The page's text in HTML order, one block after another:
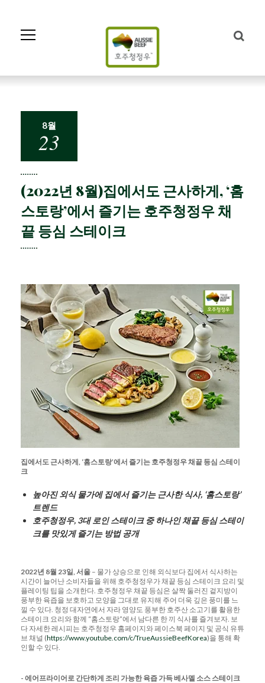
Navigation
8월
23
(2022년 8월)집에서도 근사하게, ‘홈
스토랑’에서 즐기는 호주청정우 채
끝 등심 스테이크
집에서도 근사하게, ‘홈스토랑’에서 즐기는 호주청정우채끝 등심 스테이
크
높아진 외식 물가에 집에서 즐기는 근사한 식사, ‘홈스토랑’
트렌드
호주청정우, 3대 로인 스테이크 중 하나인채끝 등심 스테이
크를 맛있게 즐기는 방법 공개
2022년 8월 23일,서울 – 물가 상승으로 인해 외식보다 집에서 식사하는
시간이 늘어난 소비자들을 위해 호주청정우가 채끝 등심 스테이크 요리 및
플레이팅 팁을 소개한다. 호주청정우 채끝 등심은 살짝 둘러진 겉지방이
풍부한 육즙을 보호하고 모양을 그대로 유지해 주어 더욱 깊은 풍미를 느
낄 수 있다. 청정 대자연에서 자라 영양도 풍부한 호주산 소고기를 활용한
스테이크 요리와 함께 “홈스토랑”에서 남다른 한 끼 식사를 즐겨보자. 보
다 자세한 레시피는 호주청정우 홈페이지와 페이스북 페이지 및 공식 유튜
브 채널 (https://www.youtube.com/c/TrueAussieBeefKorea)을 통해 확
인할 수 있다.
- 에어프라이어로 간단하게 조리 가능한 육즙 가득베사멜 소스 스테이크